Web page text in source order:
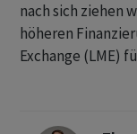
nach sich ziehen
höheren
Exchange (LME)